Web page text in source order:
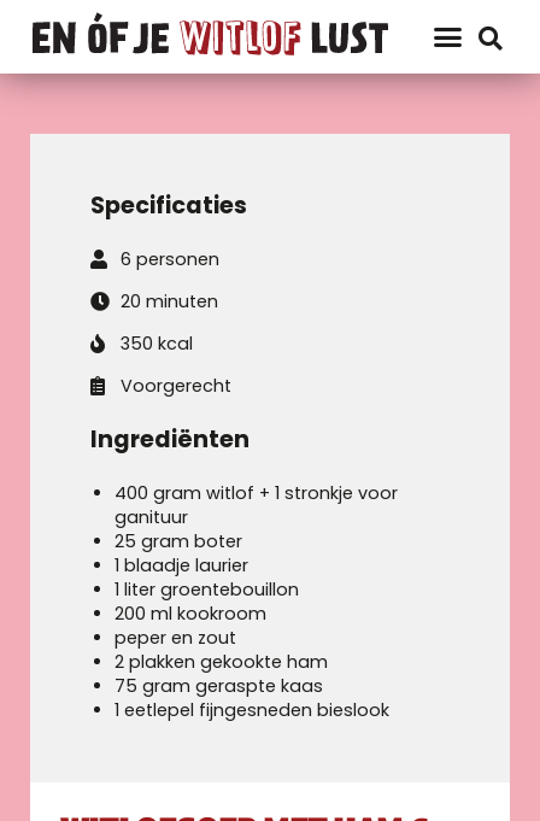
Specificaties
6 personen
20 minuten
350 kcal
Voorgerecht
Ingrediënten
400 gram witlof + 1 stronkje voor
ganituur
25 gram boter
1 blaadje laurier
1 liter groentebouillon
200 ml kookroom
peper en zout
2 plakken gekookte ham
75 gram geraspte kaas
1 eetlepel fijngesneden bieslook